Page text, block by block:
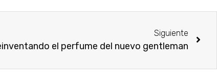
Siguiente
el perfume del nuevo gentleman